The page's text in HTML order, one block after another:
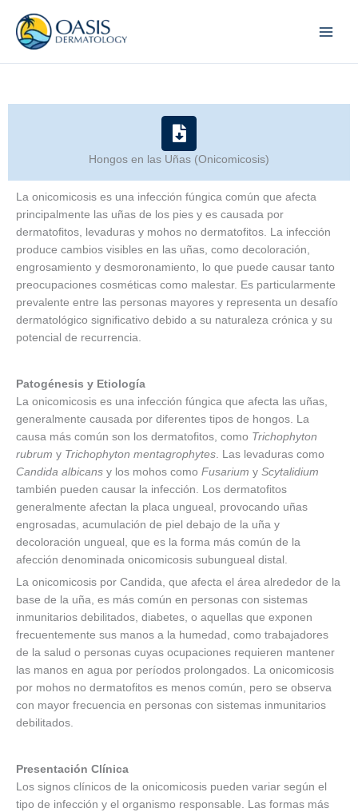
content
Hongos en las Uñas (Onicomicosis)
La onicomicosis es una infección fúngica común que afecta
principalmente las uñas de los pies y es causada por
dermatofitos, levaduras y mohos no dermatofitos. La infección
produce cambios visibles en las uñas, como decoloración,
engrosamiento y desmoronamiento, lo que puede causar tanto
preocupaciones cosméticas como malestar. Es particularmente
prevalente entre las personas mayores y representa un desafío
dermatológico significativo debido a su naturaleza crónica y su
potencial de recurrencia.
Patogénesis y Etiología
La onicomicosis es una infección fúngica que afecta las uñas,
generalmente causada por diferentes tipos de hongos. La
causa más común son los dermatofitos, como Trichophyton
rubrum y Trichophyton mentagrophytes . Las levaduras como
Candida albicans y los mohos como Fusarium y Scytalidium
también pueden causar la infección. Los dermatofitos
generalmente afectan la placa ungueal, provocando uñas
engrosadas, acumulación de piel debajo de la uña y
decoloración ungueal, que es la forma más común de la
afección denominada onicomicosis subungueal distal.
La onicomicosis por Candida, que afecta el área alrededor de la
base de la uña, es más común en personas con sistemas
inmunitarios debilitados, diabetes, o aquellas que exponen
frecuentemente sus manos a la humedad, como trabajadores
de la salud o personas cuyas ocupaciones requieren mantener
las manos en agua por períodos prolongados. La onicomicosis
por mohos no dermatofitos es menos común, pero se observa
con mayor frecuencia en personas con sistemas inmunitarios
debilitados.
Presentación Clínica
Los signos clínicos de la onicomicosis pueden variar según el
tipo de infección y el organismo responsable. Las formas más